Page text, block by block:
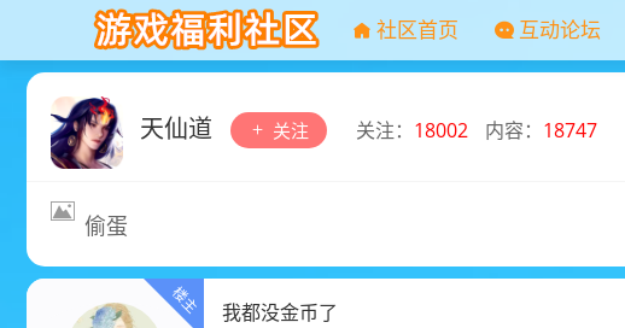
社区首页 互动论坛
天仙道 关注 关注： 18002 内容： 18747
偷蛋
我都没金币了